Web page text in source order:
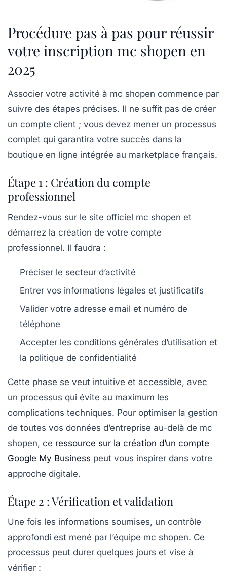
Procédure pas à pas pour réussir
votre inscription mc shopen en
2025
Associer votre activité à mc shopen commence par
suivre des étapes précises. Il ne suffit pas de créer
un compte client ; vous devez mener un processus
complet qui garantira votre succès dans la
boutique en ligne intégrée au marketplace français.
Étape 1 : Création du compte
professionnel
Rendez-vous sur le site officiel mc shopen et
démarrez la création de votre compte
professionnel. Il faudra :
Préciser le secteur d’activité
Entrer vos informations légales et justificatifs
Valider votre adresse email et numéro de
téléphone
Accepter les conditions générales d’utilisation et
la politique de confidentialité
Cette phase se veut intuitive et accessible, avec
un processus qui évite au maximum les
complications techniques. Pour optimiser la gestion
de toutes vos données d’entreprise au-delà de mc
shopen, ce ressource sur la création d’un compte
Google My Business peut vous inspirer dans votre
approche digitale.
Étape 2 : Vérification et validation
Une fois les informations soumises, un contrôle
approfondi est mené par l’équipe mc shopen. Ce
processus peut durer quelques jours et vise à
vérifier :